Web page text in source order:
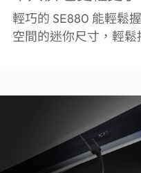
輕巧的 SE880 能輕鬆
空間的迷你尺寸，輕鬆